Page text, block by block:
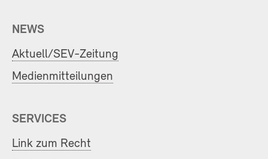
NEWS
Aktuell/SEV-Zeitung
Medienmitteilungen
SERVICES
Link zum Recht